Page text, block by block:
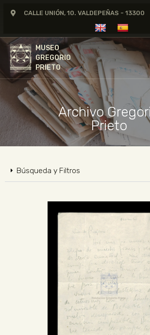
CALLE UNIÓN, 10. VALDEPEÑAS - 13300
MUSEO
GREGORIO
PRIETO
MUSEO
GREGORIO
PRIETO
GREGORIO PRIETO
MUSEO
ARCHIVO
CERTAMEN DE DIBUJO
FUNDACIÓN
NOTICIAS
Archivo
Prieto
Búsqueda y Filtros